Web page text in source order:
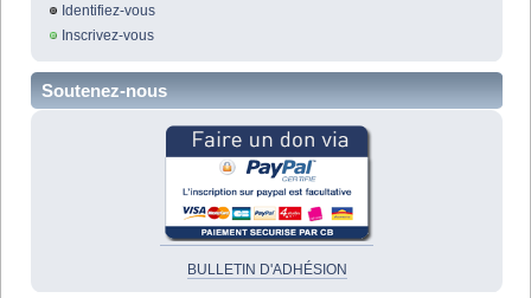
Identifiez-vous
Inscrivez-vous
Soutenez-nous
BULLETIN D'ADHÉSION